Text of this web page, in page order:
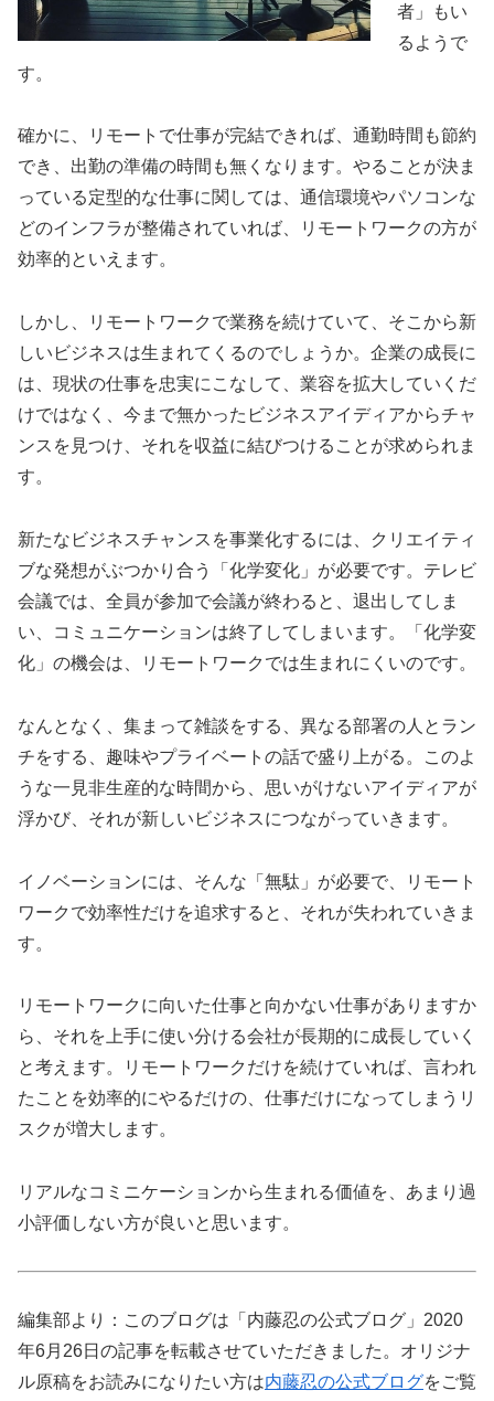
者」もい
るようで
す。
確かに、リモートで仕事が完結できれば、通勤時間も節約
でき、出勤の準備の時間も無くなります。やることが決ま
っている定型的な仕事に関しては、通信環境やパソコンな
どのインフラが整備されていれば、リモートワークの方が
効率的といえます。
しかし、リモートワークで業務を続けていて、そこから新
しいビジネスは生まれてくるのでしょうか。企業の成長に
は、現状の仕事を忠実にこなして、業容を拡大していくだ
けではなく、今まで無かったビジネスアイディアからチャ
ンスを見つけ、それを収益に結びつけることが求められま
す。
新たなビジネスチャンスを事業化するには、クリエイティ
ブな発想がぶつかり合う「化学変化」が必要です。テレビ
会議では、全員が参加で会議が終わると、退出してしま
い、コミュニケーションは終了してしまいます。「化学変
化」の機会は、リモートワークでは生まれにくいのです。
なんとなく、集まって雑談をする、異なる部署の人とラン
チをする、趣味やプライベートの話で盛り上がる。このよ
うな一見非生産的な時間から、思いがけないアイディアが
浮かび、それが新しいビジネスにつながっていきます。
イノベーションには、そんな「無駄」が必要で、リモート
ワークで効率性だけを追求すると、それが失われていきま
す。
リモートワークに向いた仕事と向かない仕事がありますか
ら、それを上手に使い分ける会社が長期的に成長していく
と考えます。リモートワークだけを続けていれば、言われ
たことを効率的にやるだけの、仕事だけになってしまうリ
スクが増大します。
リアルなコミニケーションから生まれる価値を、あまり過
小評価しない方が良いと思います。
編集部より：このブログは「内藤忍の公式ブログ」2020
年6月26日の記事を転載させていただきました。オリジナ
ル原稿をお読みになりたい方は内藤忍の公式ブログをご覧